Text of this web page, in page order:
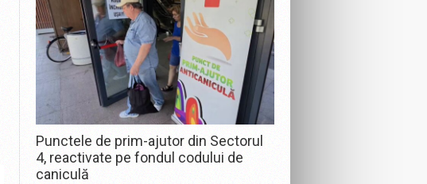
Punctele de prim-ajutor din Sectorul
4, reactivate pe fondul codului de
caniculă